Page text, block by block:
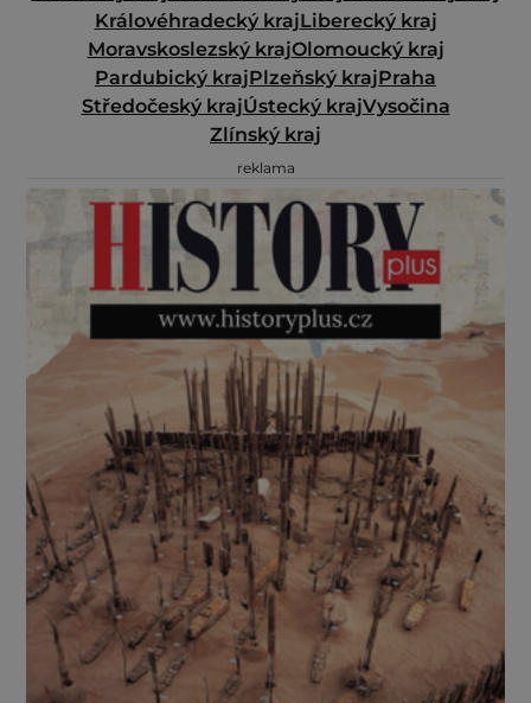
Královéhradecký krajLiberecký kraj
Moravskoslezský krajOlomoucký kraj
Pardubický krajPlzeňský krajPraha
Středočeský krajÚstecký krajVysočina
Zlínský kraj
reklama